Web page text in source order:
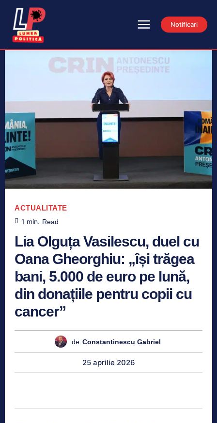
Notificari
ACTUALITATE
1 min. Read
Lia Olguța Vasilescu, duel cu
Oana Gheorghiu: „își trăgea
bani, 5.000 de euro pe lună,
din donațiile pentru copii cu
cancer”
de Constantinescu Gabriel
25 aprilie 2026